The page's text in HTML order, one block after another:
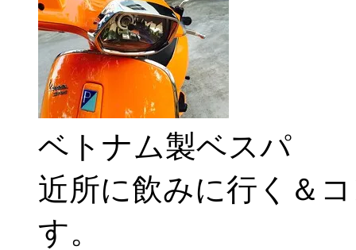
ベトナム製ベスパ
近所に飲みに行く＆
す。